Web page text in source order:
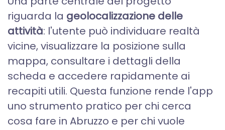
riguarda la geolocalizzazione delle
attività: l'utente può individuare realtà
vicine, visualizzare la posizione sulla
mappa, consultare i dettagli della
scheda e accedere rapidamente ai
recapiti utili. Questa funzione rende l'app
uno strumento pratico per chi cerca
cosa fare in Abruzzo e per chi vuole